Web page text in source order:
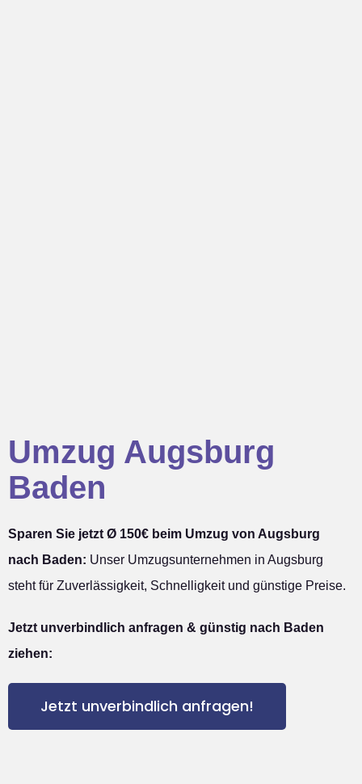
Umzug Augsburg
Baden
Sparen Sie jetzt Ø 150€ beim Umzug von Augsburg
nach Baden: Unser Umzugsunternehmen in Augsburg
steht für Zuverlässigkeit, Schnelligkeit und günstige Preise.
Jetzt unverbindlich anfragen & günstig nach Baden
ziehen:
Jetzt unverbindlich anfragen!